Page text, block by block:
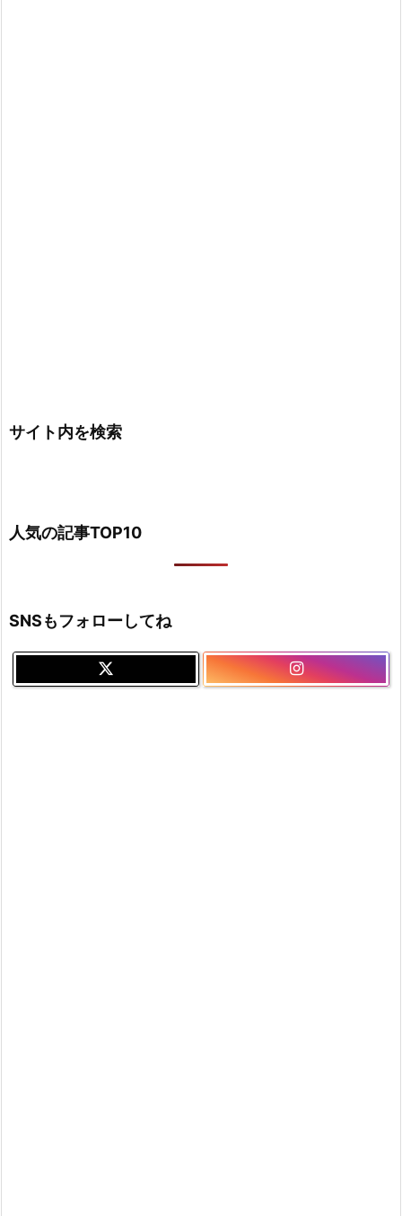
サイト内を検索
人気の記事TOP10
SNSもフォローしてね